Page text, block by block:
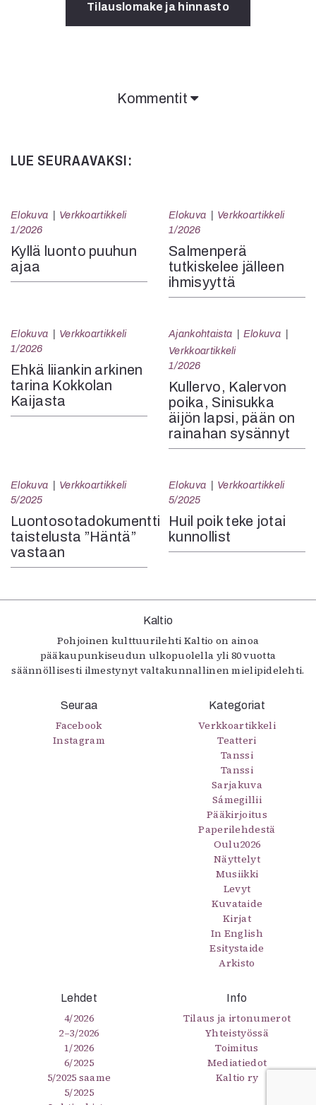
Tilauslomake ja hinnasto
Kommentit
LUE SEURAAVAKSI:
Elokuva
Verkkoartikkeli
1/2026
Kyllä luonto puuhun
ajaa
Elokuva
Verkkoartikkeli
1/2026
Salmenperä
tutkiskelee jälleen
ihmisyyttä
Elokuva
Verkkoartikkeli
1/2026
Ehkä liiankin arkinen
tarina Kokkolan
Kaijasta
Ajankohtaista
Elokuva
Verkkoartikkeli
1/2026
Kullervo, Kalervon
poika, Sinisukka
äijön lapsi, pään on
rainahan sysännyt
Elokuva
Verkkoartikkeli
5/2025
Luontosotadokumentti
taistelusta ”Häntä”
vastaan
Elokuva
Verkkoartikkeli
5/2025
Huil poik teke jotai
kunnollist
Kaltio
Pohjoinen kulttuurilehti Kaltio on ainoa
pääkaupunkiseudun ulkopuolella yli 80 vuotta
säännöllisesti ilmestynyt valtakunnallinen mielipidelehti.
Seuraa
Facebook
Instagram
Kategoriat
Verkkoartikkeli
Teatteri
Tanssi
Tanssi
Sarjakuva
Sámegillii
Pääkirjoitus
Paperilehdestä
Oulu2026
Näyttelyt
Musiikki
Levyt
Kuvataide
Kirjat
In English
Esitystaide
Arkisto
Lehdet
4/2026
2–3/2026
1/2026
6/2025
5/2025 saame
5/2025
Info
Tilaus ja irtonumerot
Yhteistyössä
Toimitus
Mediatiedot
Kaltio ry